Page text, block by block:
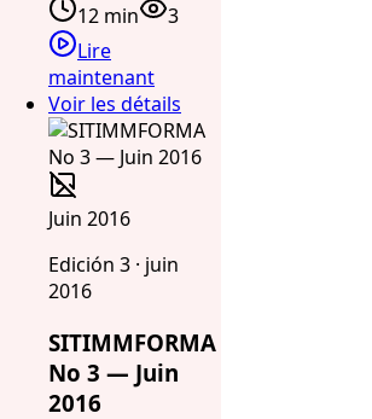
12 min
3
Lire
maintenant
Voir les détails
Juin 2016
Edición 3 · juin
2016
SITIMMFORMA
No 3 — Juin
2016